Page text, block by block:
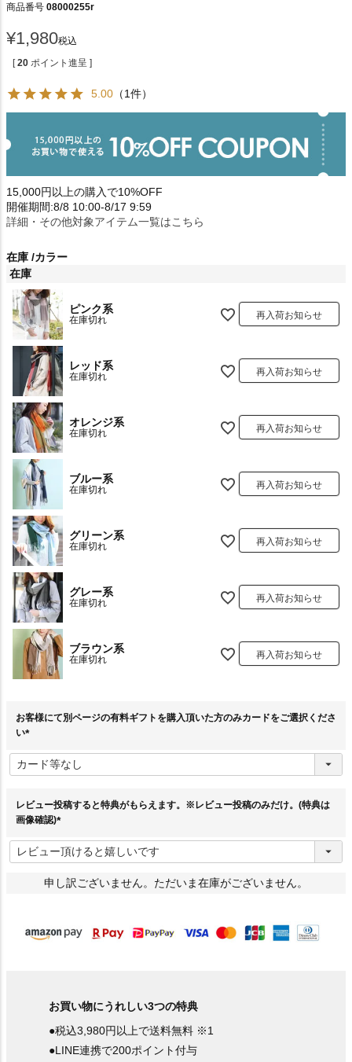
商品番号 08000255r
¥1,980税込
[ 20 ポイント進呈 ]
5.00 （1件）
15,000円以上の購入で10%OFF
開催期間:8/8 10:00-8/17 9:59
詳細・その他対象アイテム一覧はこちら
在庫 カラー
在庫
ピンク系
在庫切れ 再入荷お知らせ
レッド系
在庫切れ 再入荷お知らせ
オレンジ系
在庫切れ 再入荷お知らせ
ブルー系
在庫切れ 再入荷お知らせ
グリーン系
在庫切れ 再入荷お知らせ
グレー系
在庫切れ 再入荷お知らせ
ブラウン系
在庫切れ 再入荷お知らせ
お客様にて別ページの有料ギフトを購入頂いた方のみカードをご選択くださ
い
必
須
レビュー投稿すると特典がもらえます。※レビュー投稿のみだけ。(特典は
画像確認)
必
須
)
申し訳ございません。ただいま在庫がございません。
お買い物にうれしい3つの特典
●税込3,980円以上で送料無料 ※1
●LINE連携で200ポイント付与